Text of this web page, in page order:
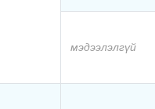
мэдээлэлгүй